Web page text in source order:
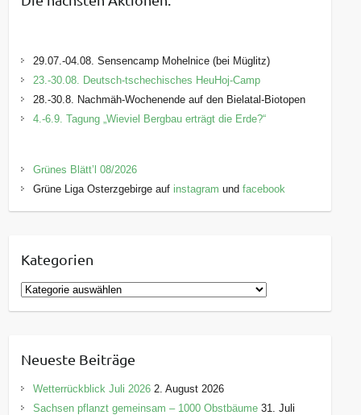
29.07.-04.08. Sensencamp Mohelnice (bei Müglitz)
23.-30.08. Deutsch-tschechisches HeuHoj-Camp
28.-30.8. Nachmäh-Wochenende auf den Bielatal-Biotopen
4.-6.9. Tagung „Wieviel Bergbau erträgt die Erde?“
Grünes Blätt’l 08/2026
Grüne Liga Osterzgebirge auf instagram undfacebook
Kategorien
K
a
g
o
r
Neueste Beiträge
Wetterrückblick Juli 2026 2. August 2026
Sachsen pflanzt gemeinsam – 1000 Obstbäume 31. Juli